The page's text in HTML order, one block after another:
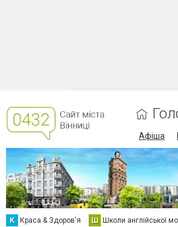
Афіша
К Краса & Здоров'я Ш Школи англійської